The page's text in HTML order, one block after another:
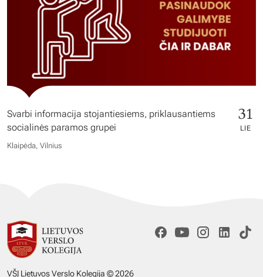
Svarbi informacija stojantiesiems, priklausantiems
socialinės paramos grupei
31
LIE
Klaipėda, Vilnius
VŠĮ Lietuvos Verslo Kolegija © 2026